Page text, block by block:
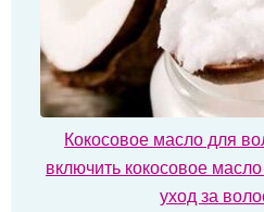
Кокосовое масло для
включить кокосовое
уход за